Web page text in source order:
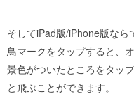
そしてiPad版/iPhone版な
鳥マークをタップすると、
景色がついたところをタッ
と飛ぶことができます。